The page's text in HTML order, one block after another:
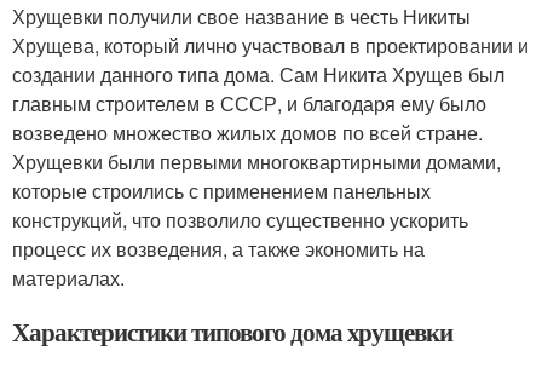
Хрущевки получили свое название в честь Никиты
Хрущева, который лично участвовал в проектировании и
создании данного типа дома. Сам Никита Хрущев был
главным строителем в СССР, и благодаря ему было
возведено множество жилых домов по всей стране.
Хрущевки были первыми многоквартирными домами,
которые строились с применением панельных
конструкций, что позволило существенно ускорить
процесс их возведения, а также экономить на
материалах.
Характеристики типового дома хрущевки